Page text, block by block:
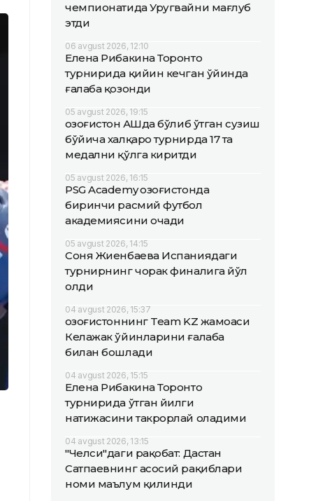
чемпионатида Уругвайни мағлуб
этди
06 avgust 2026, 12:10
Елена Рибакина Торонто
турнирида қийин кечган ўйинда
ғалаба қозонди
05 avgust 2026, 19:15
Қозоғистон АҚШда бўлиб ўтган сузиш
бўйича халқаро турнирда 17 та
медални қўлга киритди
05 avgust 2026, 16:15
PSG Academy Қозоғистонда
биринчи расмий футбол
академиясини очади
05 avgust 2026, 14:15
Соня Жиенбаева Испаниядаги
турнирнинг чорак финалига йўл
олди
04 avgust 2026, 15:37
Қозоғистоннинг Team KZ жамоаси
Келажак ўйинларини ғалаба
билан бошлади
04 avgust 2026, 15:15
Елена Рибакина Торонто
турнирида ўтган йилги
натижасини такрорлай оладими
04 avgust 2026, 13:15
"Челси"даги рақобат: Дастан
Сатпаевнинг асосий рақиблари
номи маълум қилинди